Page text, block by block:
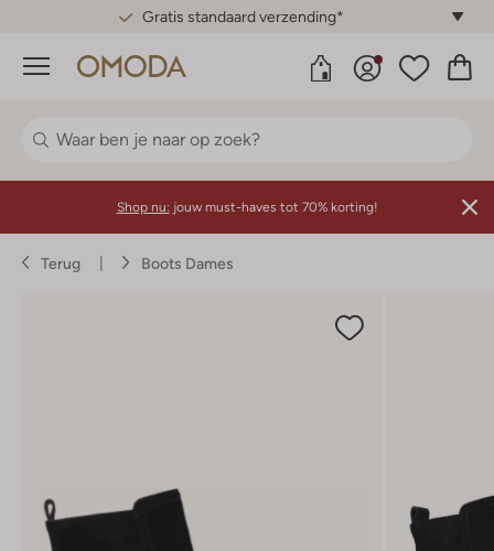
Gratis standaard verzending*
Menu
Shop nu: jouw must-haves tot 70% korting!
Terug Boots Dames